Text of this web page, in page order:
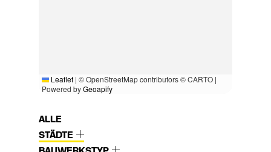
Leaflet | © OpenStreetMap contributors © CARTO |
Powered byGeoapify
ALLE
STÄDTE